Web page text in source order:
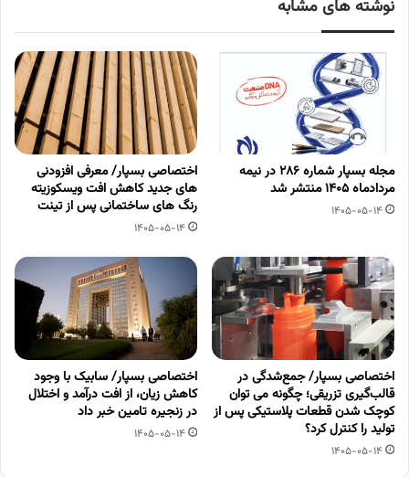
نوشته های مشابه
مجله بسپار شماره 286 در نیمه
مردادماه 1405 منتشر شد
1405-05-14
اختصاصی بسپار/ معرفی افزودنی
های جدید کاهش افت ویسکوزیته
رنگ های ساختمانی پس از تینت
1405-05-14
اختصاصی بسپار/ جمع‌شدگی در
قالب‌گیری تزریقی؛ چگونه می توان
کوچک شدن قطعات پلاستیکی پس از
تولید را کنترل کرد؟
1405-05-14
اختصاصی بسپار/ سابیک با وجود
کاهش زیان، از افت درآمد و اختلال
در زنجیره تامین خبر داد
1405-05-14